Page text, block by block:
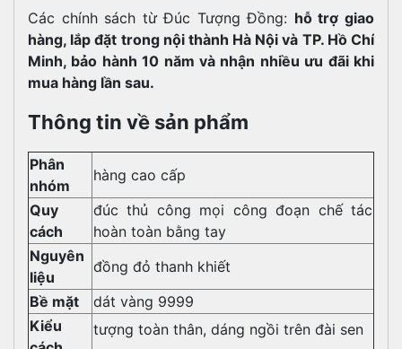
Các chính sách từ Đúc Tượng Đồng: hỗ trợ giao
hàng, lắp đặt trong nội thành Hà Nội và TP. Hồ Chí
Minh, bảo hành 10 năm và nhận nhiều ưu đãi khi
mua hàng lần sau.
Thông tin về sản phẩm
Phân
nhóm
hàng cao cấp
Quy
cách
đúc thủ công mọi công đoạn chế tác
hoàn toàn bằng tay
Nguyên
liệu
đồng đỏ thanh khiết
Bề mặt
dát vàng 9999
Kiểu
tượng toàn thân, dáng ngồi trên đài sen